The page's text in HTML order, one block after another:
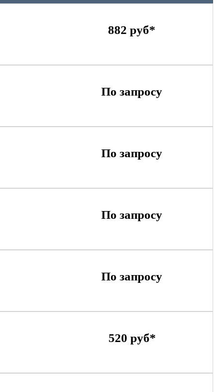
882 руб*
По запросу
По запросу
По запросу
По запросу
520 руб*